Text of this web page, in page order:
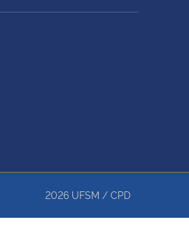
2026 UFSM / CPD